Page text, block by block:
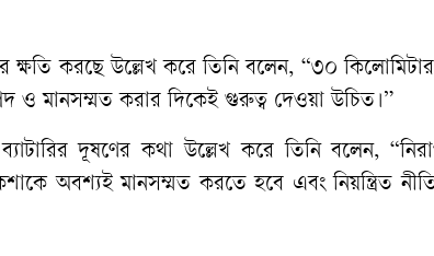
ক্ষতি করছে উল্লেখ করে তিনি বলেন, “৩০
ও মানসম্মত করার দিকেই গুরুত্ব দেওয়া উচিত।”
দূষণের কথা উল্লেখ করে তিনি বলেন,
অবশ্যই মানসম্মত করতে হবে এবং নিয়ন্ত্রিত